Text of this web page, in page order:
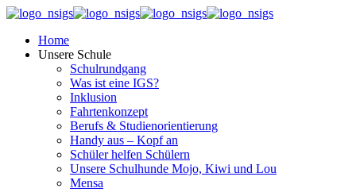
Home
Unsere Schule
Schulrundgang
Was ist eine IGS?
Inklusion
Fahrtenkonzept
Berufs & Studienorientierung
Handy aus – Kopf an
Schüler helfen Schülern
Unsere Schulhunde Mojo, Kiwi und Lou
Mensa